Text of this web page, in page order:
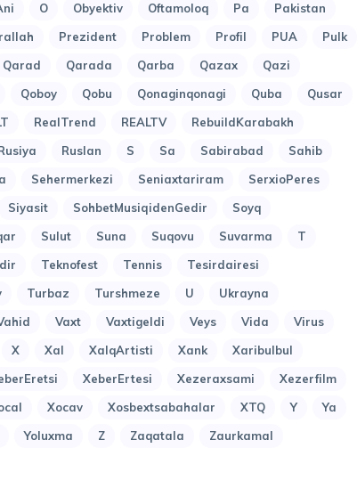
O Obyektiv Oftamoloq Pa
Pakistan
Prezident Problem Profil PUA
Pulk
Qarad Qarada Qarba Qazax
Qazi
Qoboy Qobu Qonaginqonagi Quba
Qusar
RealTrend REALTV
RebuildKarabakh
Ruslan S Sa Sabirabad
Sahib
Sehermerkezi Seniaxtariram
SerxioPeres
Siyasit SohbetMusiqidenGedir
Soyq
Sulut Suna Suqovu Suvarma
T
Teknofest Tennis
Tesirdairesi
Turbaz Turshmeze U
Ukrayna
Vaxt Vaxtigeldi Veys Vida
Virus
X Xal XalqArtisti Xank
Xaribulbul
XeberErtesi Xezeraxsami
Xezerfilm
Xocav Xosbextsabahalar XTQ Y
Ya
Yoluxma Z Zaqatala
Zaurkamal